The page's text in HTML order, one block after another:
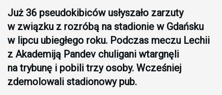
Już 36 pseudokibiców usłyszało zarzuty
w związku z rozróbą na stadionie w Gdańsku
w lipcu ubiegłego roku. Podczas meczu Lechii
z Akademiją Pandev chuligani wtargnęli
na trybunę i pobili trzy osoby. Wcześniej
zdemolowali stadionowy pub.